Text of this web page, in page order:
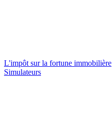
L'impôt sur la fortune immobilière
Simulateurs